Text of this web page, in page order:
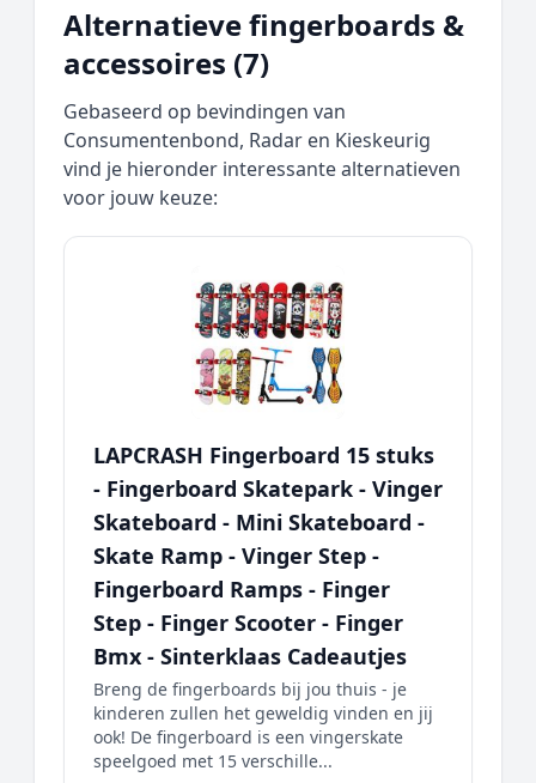
Alternatieve fingerboards &
accessoires (7)
Gebaseerd op bevindingen van
Consumentenbond, Radar en Kieskeurig
vind je hieronder interessante alternatieven
voor jouw keuze:
LAPCRASH Fingerboard 15 stuks
- Fingerboard Skatepark - Vinger
Skateboard - Mini Skateboard -
Skate Ramp - Vinger Step -
Fingerboard Ramps - Finger
Step - Finger Scooter - Finger
Bmx - Sinterklaas Cadeautjes
Breng de fingerboards bij jou thuis - je
kinderen zullen het geweldig vinden en jij
ook! De fingerboard is een vingerskate
speelgoed met 15 verschille...